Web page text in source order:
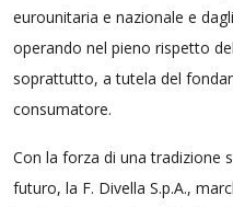
eurounitaria e nazionale e
operando nel pieno rispetto
soprattutto, a tutela del
consumatore.
Con la forza di una tradizione
futuro, la F. Divella S.p.A.,